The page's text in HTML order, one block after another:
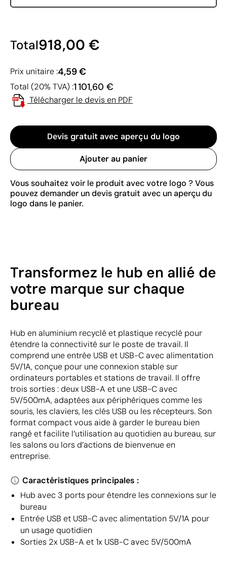
Total918,00 €
Prix unitaire :4,59 €
Total (20% TVA) :1 101,60 €
Télécharger le devis en PDF
Devis gratuit avec aperçu du logo
Ajouter au panier
Vous souhaitez voir le produit avec votre logo ? Vous
pouvez demander un devis gratuit avec un aperçu du
logo dans le panier.
Transformez le hub en allié de
votre marque sur chaque
bureau
Hub en aluminium recyclé et plastique recyclé pour
étendre la connectivité sur le poste de travail. Il
comprend une entrée USB et USB-C avec alimentation
5V/1A, conçue pour une connexion stable sur
ordinateurs portables et stations de travail. Il offre
trois sorties : deux USB-A et une USB-C avec
5V/500mA, adaptées aux périphériques comme les
souris, les claviers, les clés USB ou les récepteurs. Son
format compact vous aide à garder le bureau bien
rangé et facilite l’utilisation au quotidien au bureau, sur
les salons ou lors d’actions de bienvenue en
entreprise.
Caractéristiques principales :
Hub avec 3 ports pour étendre les connexions sur le
bureau
Entrée USB et USB-C avec alimentation 5V/1A pour
un usage quotidien
Sorties 2x USB-A et 1x USB-C avec 5V/500mA